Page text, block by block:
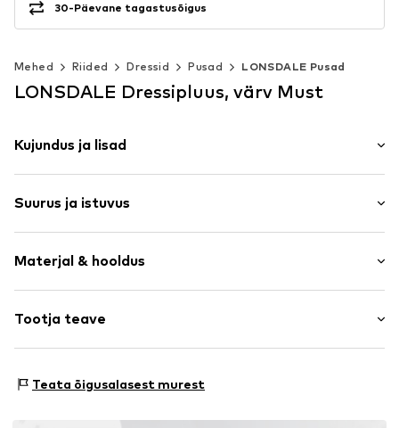
30-Päevane tagastusõigus
Mehed Riided Dressid Pusad LONSDALE Pusad
LONSDALE Dressipluus, värv Must
Kujundus ja lisad
Puuvill
Kapuutsiga
Tepitud ääris
Toote nr.
Suurus ja istuvus
Istuvus: Normaalne tegumood
Materjal & hooldus
Pealmine materjal: 20% Polüester - PES, 80% Puuvill
Tootja teave
41468 Neuss
Teata õigusalasest murest